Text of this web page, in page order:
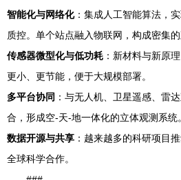
智能化与网络化：集成人工智能算法，
质控。单个站点融入物联网，构成密集的
传感器微型化与低功耗 ：新材料与新原
更小、更节能，便于大规模部署。
多平台协同 ：与无人机、卫星遥感、雷
合，形成空-天-地一体化的立体观测系统。
数据开源与共享 ：越来越多的科研项目
全球科学合作。